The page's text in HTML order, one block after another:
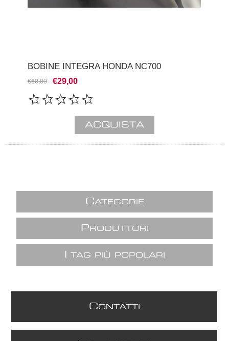
BOBINE INTEGRA HONDA NC700
€60,00 €29,00
CATEGORIE
P RODUTTORI
TAG PIÙ POPOLARI
CONTATTI